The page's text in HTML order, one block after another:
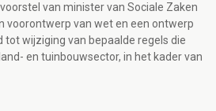
van minister van Sociale Zaken
voorontwerp van wet en een ontwerp
tot wijziging van bepaalde regels die
en tuinbouwsector, in het kader van